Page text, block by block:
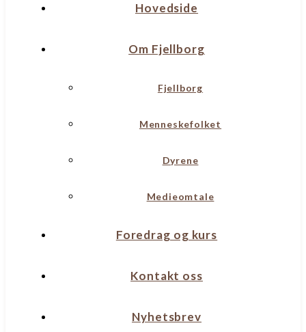
Hovedside
Om Fjellborg
Fjellborg
Menneskefolket
Dyrene
Medieomtale
Foredrag og kurs
Kontakt oss
Nyhetsbrev